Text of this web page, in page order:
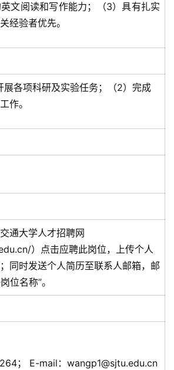
文阅读和写作能力；（3）具有扎实
经验者优先。
展各项科研及实验任务；（2）完成
作。
通大学人才招聘网
）点击应聘此岗位，上传个人
同时发送个人简历至联系人邮箱，邮
位名称”。
； E-mail：wangp1@sjtu.edu.cn